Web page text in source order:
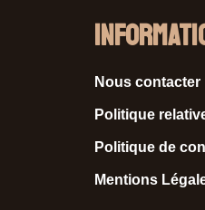
Nous contacter
Politique
Politique de
Mentions